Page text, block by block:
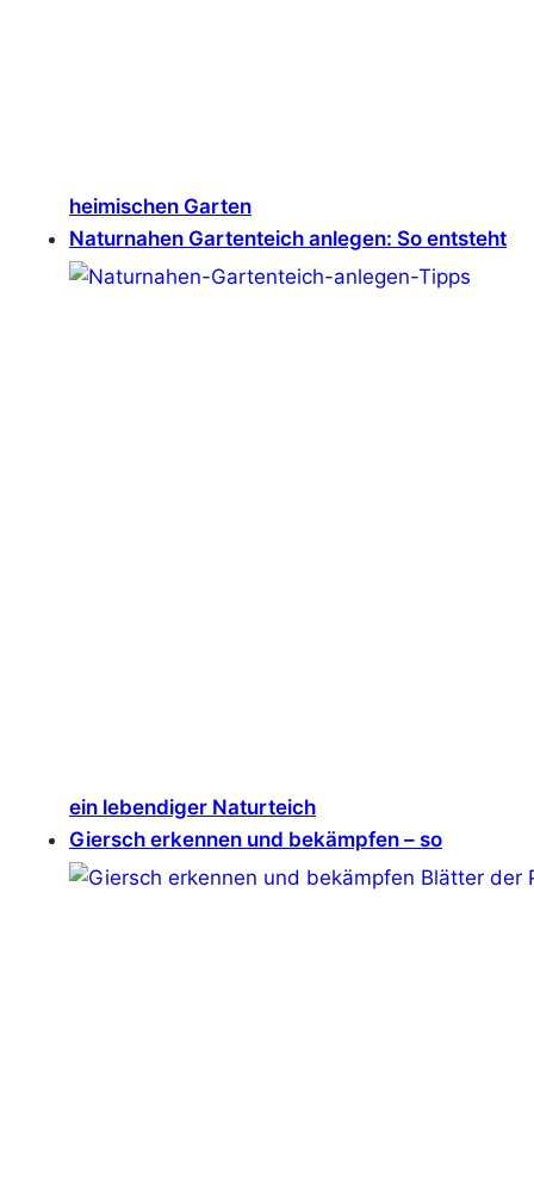
heimischen Garten
Naturnahen Gartenteich anlegen: So entsteht
ein lebendiger Naturteich
Giersch erkennen und bekämpfen – so